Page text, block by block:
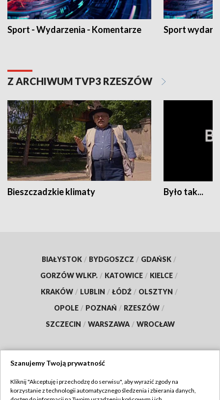
Sport - Wydarzenia - Komentarze Sport
Z ARCHIWUM TVP3 RZESZÓW
Bieszczadzkie klimaty Było tak...
BIAŁYSTOK / BYDGOSZCZ / GDAŃSK /
GORZÓW WLKP. / KATOWICE / KIELCE /
KRAKÓW / LUBLIN / ŁÓDŹ / OLSZTYN /
OPOLE / POZNAŃ / RZESZÓW /
SZCZECIN / WARSZAWA / WROCŁAW
TVP
Szanujemy Twoją prywatność
Kliknij "Akceptuję i przechodzę do serwisu", aby wyrazić zgody na
korzystanie z technologii automatycznego śledzenia i zbierania danych,